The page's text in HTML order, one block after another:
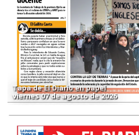
Tapa de El Diario en papel
viernes 07 de agosto de 2026